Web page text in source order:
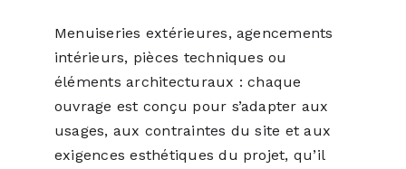
Menuiseries extérieures, agencements
intérieurs, pièces techniques ou
éléments architecturaux : chaque
ouvrage est conçu pour s’adapter aux
usages, aux contraintes du site et aux
exigences esthétiques du projet, qu’il